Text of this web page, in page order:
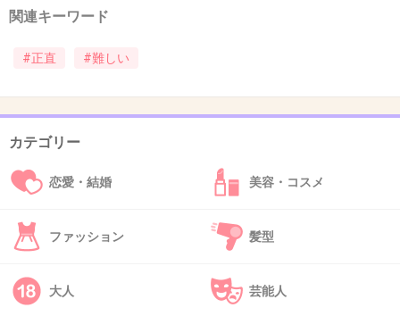
わ
31. 匿名2026/07/07(火) 22:25:37
サヨクはとにかく頭が悪い
あんなに分かりやすいのに
なぜみんな気づかないんだろうか？？
32. 匿名 2026/07/07(火) 22:25:40
関連キーワード
#正直 #難しい
カテゴリー
恋愛・結婚 美容・コスメ
ファッション 髪型
大人 芸能人